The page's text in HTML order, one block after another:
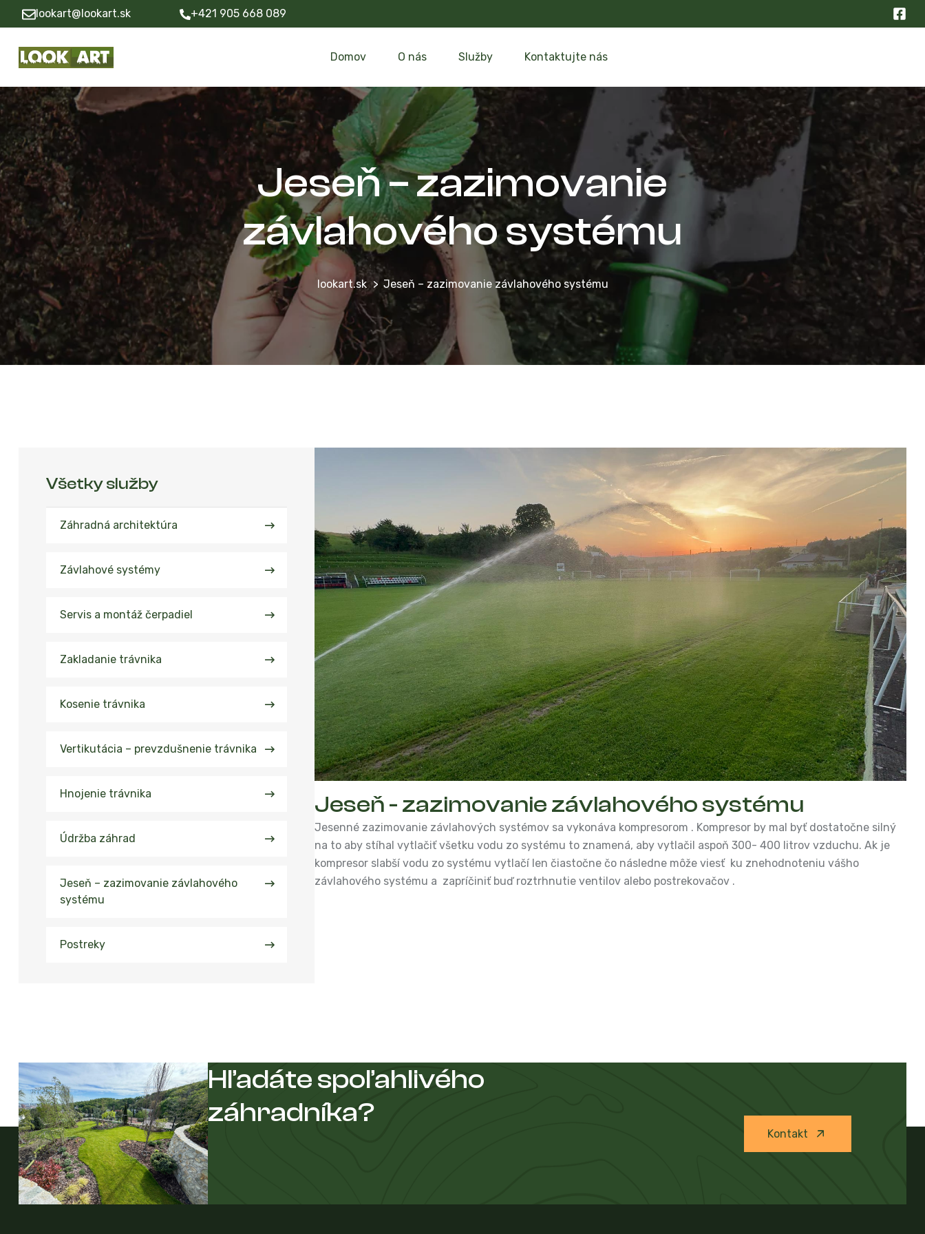
lookart@lookart.sk +421 905 668 089
Domov O nás Služby Kontaktujte nás
Jeseň – zazimovanie
závlahového systému​
lookart.sk Jeseň – zazimovanie závlahového systému​
Všetky služby
Záhradná architektúra
Závlahové systémy
Servis a montáž čerpadiel
Zakladanie trávnika
Kosenie trávnika​
Vertikutácia – prevzdušnenie trávnika
Hnojenie trávnika​
Údržba záhrad
Jeseň – zazimovanie závlahového
systému​
Postreky
Jeseň - zazimovanie závlahového systému
Jesenné zazimovanie závlahových systémov sa vykonáva kompresorom . Kompresor by mal byť dostatočne silný
na to aby stíhal vytlačiť všetku vodu zo systému to znamená, aby vytlačil aspoň 300- 400 litrov vzduchu. Ak je
kompresor slabší vodu zo systému vytlačí len čiastočne čo následne môže viesť ku znehodnoteniu vášho
závlahového systému a zapríčiniť buď roztrhnutie ventilov alebo postrekovačov .
Hľadáte spoľahlivého
záhradníka?
Kontakt